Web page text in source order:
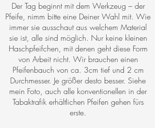
Der Tag beginnt mit dem Werkzeug – der
Pfeife, nimm bitte eine Deiner Wahl mit. Wie
immer sie ausschaut aus welchem Material
sie ist, alle sind möglich. Nur keine kleinen
Haschpfeifchen, mit denen geht diese Form
von Arbeit nicht. Wir brauchen einen
Pfeifenbauch von ca. 3cm tief und 2 cm
Durchmesser. Je größer desto besser. Siehe
mein Foto, auch alle konventionellen in der
Tabaktrafik erhältlichen Pfeifen gehen fürs
erste.